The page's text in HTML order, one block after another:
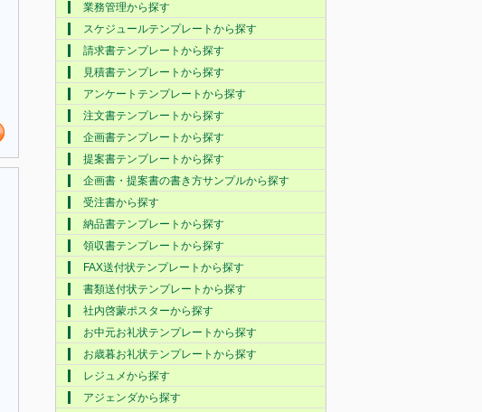
業務管理から探す
スケジュールテンプレートから探す
請求書テンプレートから探す
見積書テンプレートから探す
アンケートテンプレートから探す
注文書テンプレートから探す
企画書テンプレートから探す
提案書テンプレートから探す
企画書・提案書の書き方サンプルから探す
受注書から探す
納品書テンプレートから探す
領収書テンプレートから探す
FAX送付状テンプレートから探す
書類送付状テンプレートから探す
社内啓蒙ポスターから探す
お中元お礼状テンプレートから探す
お歳暮お礼状テンプレートから探す
レジュメから探す
アジェンダから探す